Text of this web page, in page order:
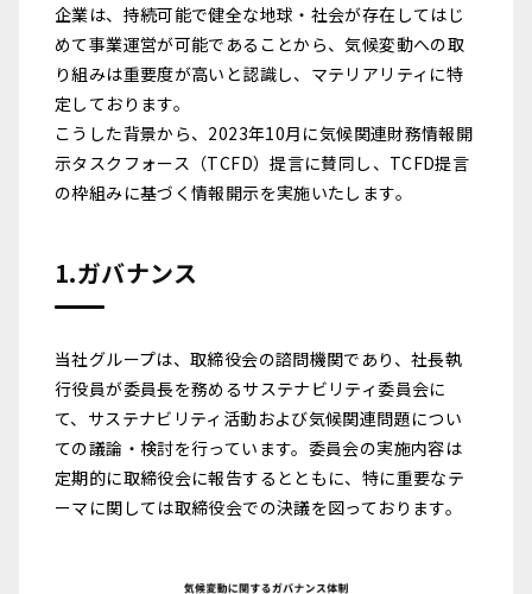
企業は、持続可能で健全な地球・社会が存在してはじ
めて事業運営が可能であることから、気候変動への取
り組みは重要度が高いと認識し、マテリアリティに特
定しております。
こうした背景から、2023年10月に気候関連財務情報開
示タスクフォース（TCFD）提言に賛同し、TCFD提言
の枠組みに基づく情報開示を実施いたします。
1.ガバナンス
当社グループは、取締役会の諮問機関であり、社長執
行役員が委員長を務めるサステナビリティ委員会に
て、サステナビリティ活動および気候関連問題につい
ての議論・検討を行っています。委員会の実施内容は
定期的に取締役会に報告するとともに、特に重要なテ
ーマに関しては取締役会での決議を図っております。